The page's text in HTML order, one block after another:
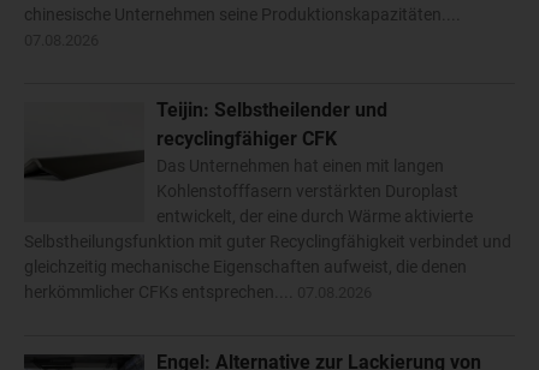
chinesische Unternehmen seine Produktionskapazitäten....
Teijin: Selbstheilender und
recyclingfähiger CFK
Das Unternehmen hat einen mit langen
Kohlenstofffasern verstärkten Duroplast
entwickelt, der eine durch Wärme aktivierte
Selbstheilungsfunktion mit guter Recyclingfähigkeit verbindet und
gleichzeitig mechanische Eigenschaften aufweist, die denen
herkömmlicher CFKs entsprechen....
Engel: Alternative zur Lackierung von